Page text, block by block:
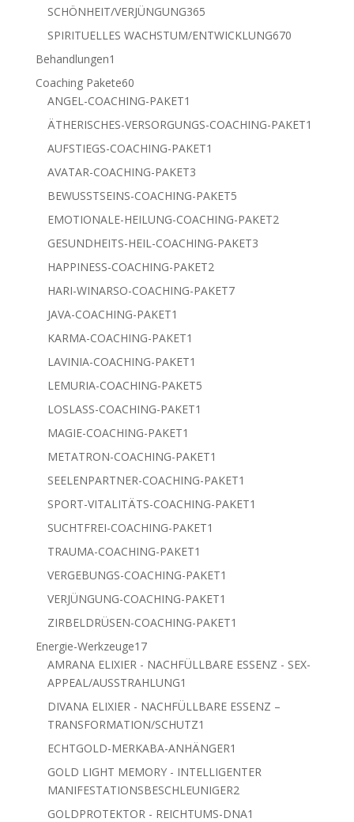
Produkte
SCHÖNHEIT/VERJÜNGUNG365365
Produkte
SPIRITUELLES WACHSTUM/ENTWICKLUNG670670
Behandlungen1
Produkt
Coaching Pakete6060
Produkte
ANGEL-COACHING-PAKET1
Produkt
ÄTHERISCHES-VERSORGUNGS-COACHING-PAKET1
AUFSTIEGS-COACHING-PAKET1
AVATAR-COACHING-PAKET33
Produkte
BEWUSSTSEINS-COACHING-PAKET55
Produkte
EMOTIONALE-HEILUNG-COACHING-PAKET22
GESUNDHEITS-HEIL-COACHING-PAKET33
HAPPINESS-COACHING-PAKET22
Produkte
HARI-WINARSO-COACHING-PAKET77
JAVA-COACHING-PAKET1
Produkt
KARMA-COACHING-PAKET1
Produkt
LAVINIA-COACHING-PAKET1
Produkt
LEMURIA-COACHING-PAKET55
LOSLASS-COACHING-PAKET1
MAGIE-COACHING-PAKET1
Produkt
METATRON-COACHING-PAKET1
Produkt
SEELENPARTNER-COACHING-PAKET1
Produkt
SPORT-VITALITÄTS-COACHING-PAKET1
SUCHTFREI-COACHING-PAKET1
TRAUMA-COACHING-PAKET1
Produkt
VERGEBUNGS-COACHING-PAKET1
VERJÜNGUNG-COACHING-PAKET1
Produkt
ZIRBELDRÜSEN-COACHING-PAKET1
Energie-Werkzeuge1717
Produkte
AMRANA ELIXIER - NACHFÜLLBARE ESSENZ - SEX-
APPEAL/AUSSTRAHLUNG1
Produkt
DIVANA ELIXIER - NACHFÜLLBARE ESSENZ –
TRANSFORMATION/SCHUTZ1
Produkt
ECHTGOLD-MERKABA-ANHÄNGER1
Produkt
GOLD LIGHT MEMORY - INTELLIGENTER
MANIFESTATIONSBESCHLEUNIGER22
Produkte
GOLDPROTEKTOR - REICHTUMS-DNA1